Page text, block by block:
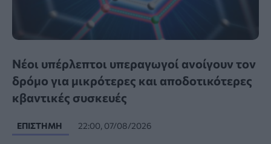
Νέοι υπέρλεπτοι υπεραγωγοί ανοίγουν τον
δρόμο για μικρότερες και αποδοτικότερες
κβαντικές συσκευές
ΕΠΙΣΤΉΜΗ 22:00, 07/08/2026